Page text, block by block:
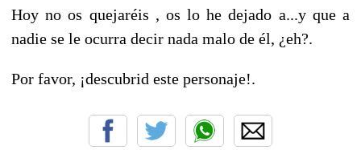
Hoy no os quejaréis , os lo he dejado a...y que a
nadie se le ocurra decir nada malo de él, ¿eh?.
Por favor, ¡descubrid este personaje!.